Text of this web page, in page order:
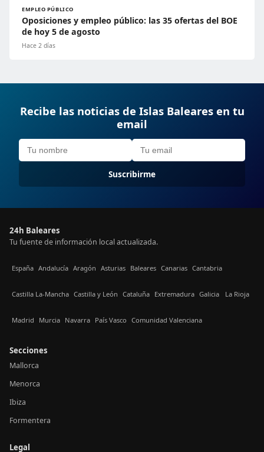
EMPLEO PÚBLICO
Oposiciones y empleo público: las 35 ofertas del BOE
de hoy 5 de agosto
Hace 2 días
Recibe las noticias de Islas Baleares en tu
email
Suscribirme
24h Baleares
Tu fuente de información local actualizada.
España Andalucía Aragón Asturias Baleares Canarias Cantabria
Castilla La-Mancha Castilla y León Cataluña Extremadura Galicia La Rioja
Madrid Murcia Navarra País Vasco Comunidad Valenciana
Secciones
Mallorca
Menorca
Ibiza
Formentera
Legal